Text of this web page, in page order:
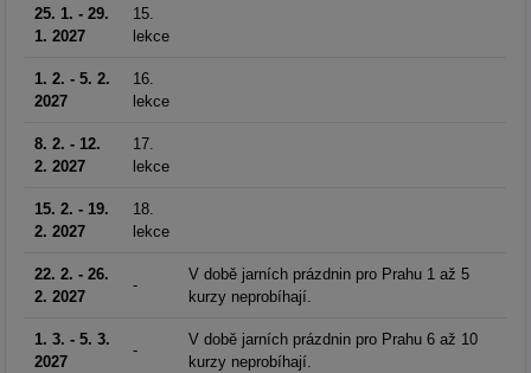
25. 1. - 29.
1. 2027
15.
lekce
1. 2. - 5. 2.
2027
16.
lekce
8. 2. - 12.
2. 2027
17.
lekce
15. 2. - 19.
2. 2027
18.
lekce
22. 2. - 26.
2. 2027
-
V době jarních prázdnin pro Prahu 1 až 5
kurzy neprobíhají.
1. 3. - 5. 3.
2027
-
V době jarních prázdnin pro Prahu 6 až 10
kurzy neprobíhají.